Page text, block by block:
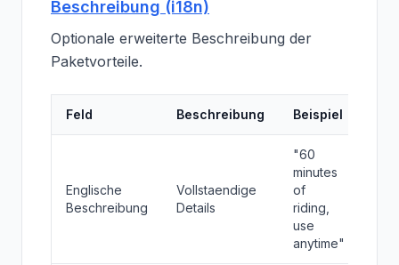
Beschreibung (i18n)
Optionale erweiterte Beschreibung der
Paketvorteile.
Feld Beschreibung Beispiel
Englische
Beschreibung
Vollstaendige
Details
"60
minutes
of
riding,
use
anytime"